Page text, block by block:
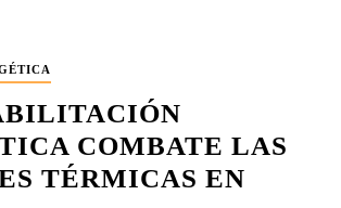
COMBATE LAS
TÉRMICAS EN